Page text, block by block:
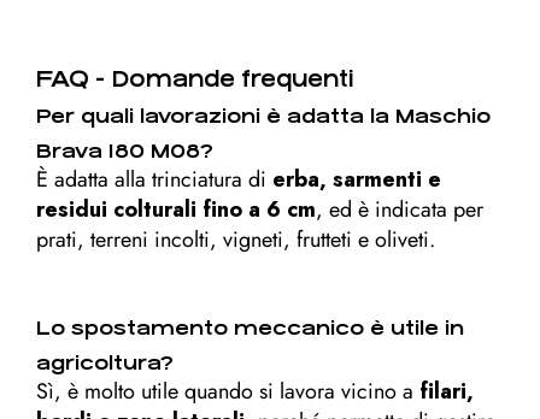
FAQ - Domande frequenti
Per quali lavorazioni è adatta la Maschio
Brava 180 M08?
È adatta alla trinciatura di erba, sarmenti e
residui colturali fino a 6 cm, ed è indicata per
prati, terreni incolti, vigneti, frutteti e oliveti.
Lo spostamento meccanico è utile in
agricoltura?
Sì, è molto utile quando si lavora vicino a filari,